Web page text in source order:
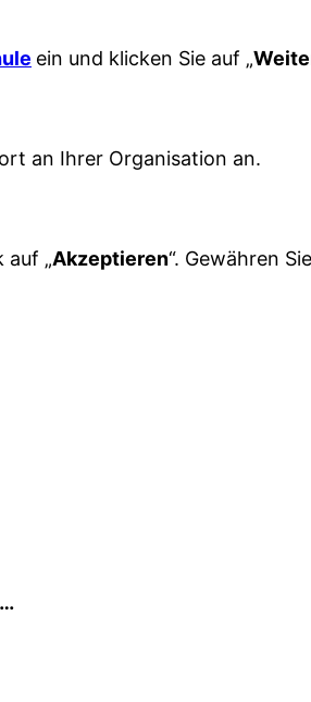
ein und klicken Sie auf „
an Ihrer Organisation an.
auf „Akzeptieren“. Gewähren